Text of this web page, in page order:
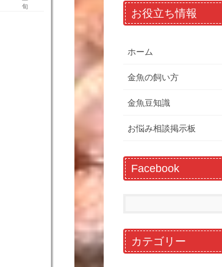
旬
お役立ち情報
ホーム
金魚の飼い方
金魚豆知識
お悩み相談掲示板
Facebook
カテゴリー